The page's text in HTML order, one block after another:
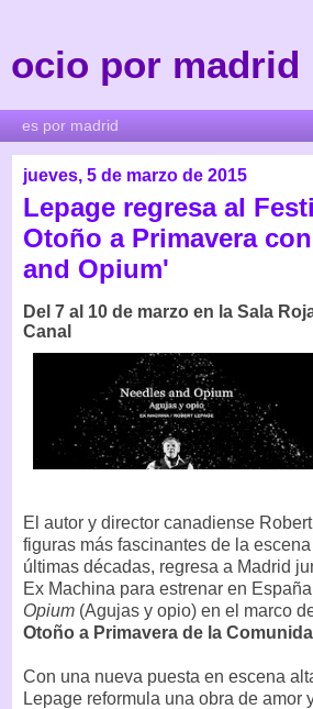
ocio por madrid
jueves, 5 de marzo de 2015
Lepage regresa al
Otoño a Primavera
and Opium'
Del 7 al 10 de marzo en la Sala
Canal
El autor y director canadiense
figuras más fascinantes de la
últimas décadas, regresa a Madrid
Ex Machina para estrenar en España
Opium (Agujas y opio) en el marco
Otoño a Primavera de la
Con una nueva puesta en escena
Lepage reformula una obra de amor